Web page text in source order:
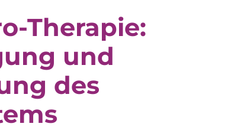
Therapie:
und
des